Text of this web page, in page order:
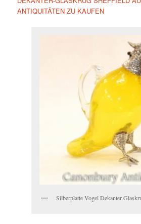
ANTIQUITÄTEN ZU KAUFEN
Silberplatte Vogel Dekanter